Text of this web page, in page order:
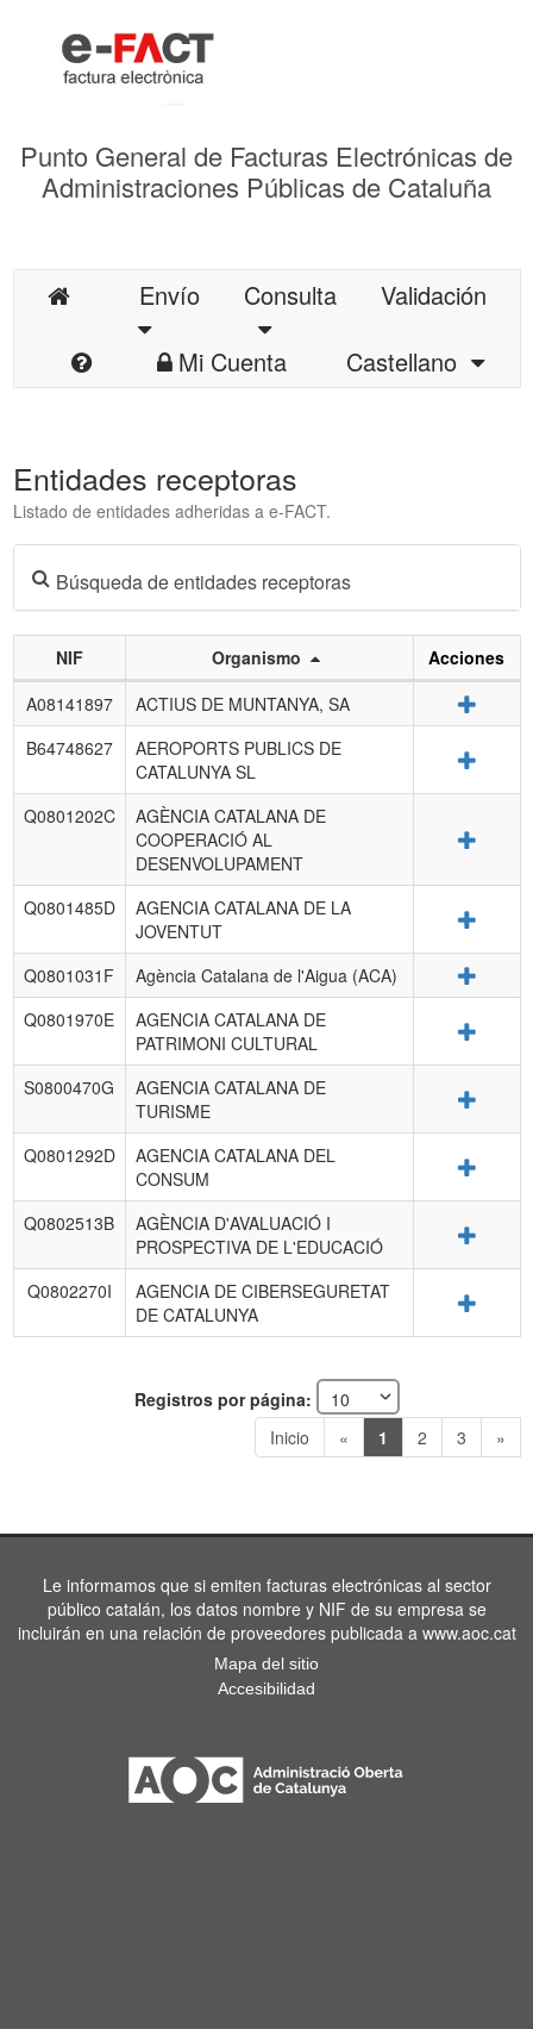
Punto General de Facturas Electrónicas de
Administraciones Públicas de Cataluña
Envío Consulta
Validación
Mi Cuenta
Castellano
Entidades receptoras
Listado de entidades adheridas a e-FACT.
Búsqueda de entidades receptoras
Listado
de
entidades
NIF Organismo
Acciones
A08141897
ACTIUS DE MUNTANYA, SA
B64748627
AEROPORTS PUBLICS DE
CATALUNYA SL
Q0801202C
AGÈNCIA CATALANA DE
COOPERACIÓ AL
DESENVOLUPAMENT
Q0801485D
AGENCIA CATALANA DE LA
JOVENTUT
Q0801031F Agència Catalana de l'Aigua (ACA)
Q0801970E
AGENCIA CATALANA DE
PATRIMONI CULTURAL
S0800470G
AGENCIA CATALANA DE
TURISME
Q0801292D
AGENCIA CATALANA DEL
CONSUM
Q0802513B
AGÈNCIA D'AVALUACIÓ I
PROSPECTIVA DE L'EDUCACIÓ
Q0802270I
AGENCIA DE CIBERSEGURETAT
DE CATALUNYA
Registros por página:
Inicio
« 1 2 3 »
Le informamos que si emiten facturas electrónicas al sector
público catalán, los datos nombre y NIF de su empresa se
incluirán en una relación de proveedores publicada a www.aoc.cat
Mapa del sitio
Accesibilidad